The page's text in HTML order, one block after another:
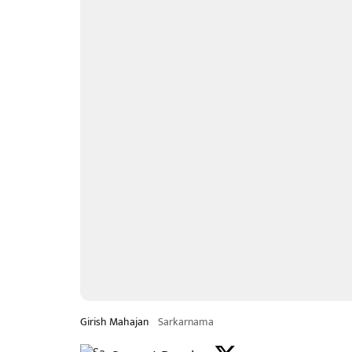
Girish Mahajan Sarkarnama